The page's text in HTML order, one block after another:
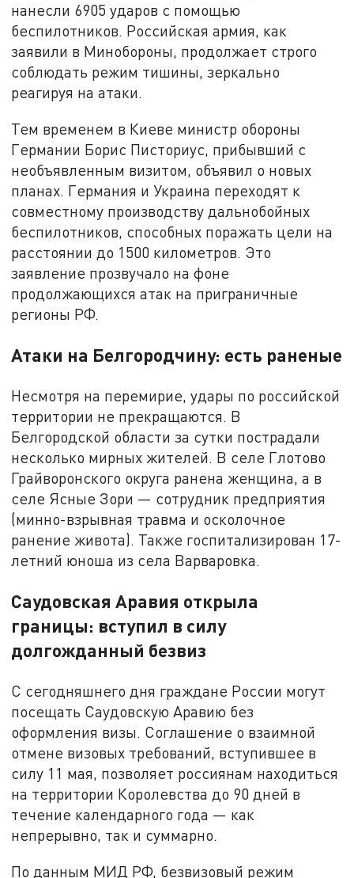
нанесли 6905 ударов с помощью
беспилотников. Российская армия, как
заявили в Минобороны, продолжает строго
соблюдать режим тишины, зеркально
реагируя на атаки.
Тем временем в Киеве министр обороны
Германии Борис Писториус, прибывший с
необъявленным визитом, объявил о новых
планах. Германия и Украина переходят к
совместному производству дальнобойных
беспилотников, способных поражать цели на
расстоянии до 1500 километров. Это
заявление прозвучало на фоне
продолжающихся атак на приграничные
регионы РФ.
Атаки на Белгородчину: есть раненые
Несмотря на перемирие, удары по российской
территории не прекращаются. В
Белгородской области за сутки пострадали
несколько мирных жителей. В селе Глотово
Грайворонского округа ранена женщина, а в
селе Ясные Зори — сотрудник предприятия
(минно-взрывная травма и осколочное
ранение живота). Также госпитализирован 17-
летний юноша из села Варваровка.
Саудовская Аравия открыла
границы: вступил в силу
долгожданный безвиз
С сегодняшнего дня граждане России могут
посещать Саудовскую Аравию без
оформления визы. Соглашение о взаимной
отмене визовых требований, вступившее в
силу 11 мая, позволяет россиянам находиться
на территории Королевства до 90 дней в
течение календарного года — как
непрерывно, так и суммарно.
По данным МИД РФ, безвизовый режим